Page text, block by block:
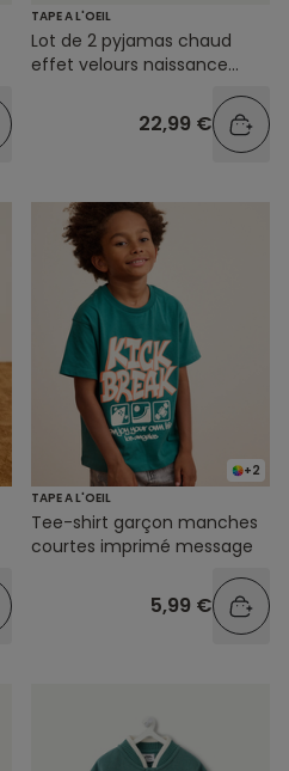
TAPE A L'OEIL
Lot de 2 pyjamas chaud
effet velours naissance
22,99 €
+2
TAPE A L'OEIL
Tee-shirt garçon manches
courtes imprimé message
5,99 €